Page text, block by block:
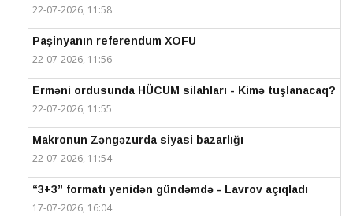
22-07-2026, 11:58
Paşinyanın referendum XOFU
22-07-2026, 11:56
Erməni ordusunda HÜCUM silahları - Kimə tuşlanacaq?
22-07-2026, 11:55
Makronun Zəngəzurda siyasi bazarlığı
22-07-2026, 11:54
“3+3” formatı yenidən gündəmdə - Lavrov açıqladı
17-07-2026, 16:04